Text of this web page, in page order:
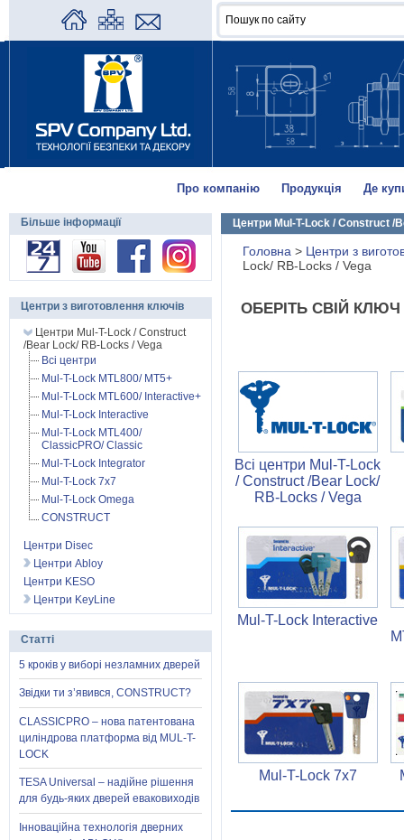
Про компанію Продукція Де
Центри Mul-T-Lock / Construct /
Головна > Центри з
Lock/ RB-Locks / Vega
ОБЕРІТЬ СВІЙ КЛЮЧ
Всі центри Mul-T-Lock
/ Construct /Bear Lock/
RB-Locks / Vega
Mul-T-Lock Interactive
Mul-T-Lock 7x7
Більше інформації
Центри з виготовлення ключів
Центри Mul-T-Lock / Construct
/Bear Lock/ RB-Locks / Vega
Всі центри
Mul-T-Lock MTL800/ MT5+
Mul-T-Lock MTL600/ Interactive+
Mul-T-Lock Interactive
Mul-T-Lock MTL400/
ClassicPRO/ Classic
Mul-T-Lock Integrator
Mul-T-Lock 7x7
Mul-T-Lock Omega
CONSTRUCT
Центри Disec
Центри Abloy
Центри KESO
Центри KeyLine
Статті
5 кроків у виборі незламних дверей
Звідки ти з’явився, CONSTRUCT?
CLASSICPRO – нова патентована
циліндрова платформа від MUL-T-
LOCK
TESA Universal – надійне рішення
для будь-яких дверей еваковиходів
Інноваційна технологія дверних